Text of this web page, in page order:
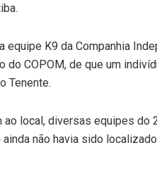
equipe K9 da Companhia
do COPOM, de que um
Tenente.
local, diversas equipes do
não havia sido